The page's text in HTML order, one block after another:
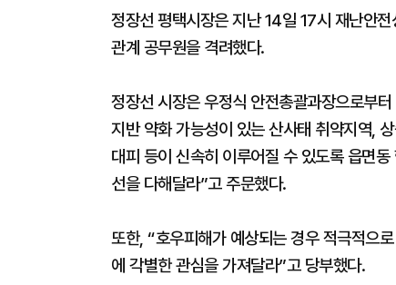
정장선 평택시장은 지난 14일 17시 재난안
관계 공무원을 격려했다.
정장선 시장은 우정식 안전총괄과장으로부
지반 약화 가능성이 있는 산사태 취약지역,
대피 등이 신속히 이루어질 수 있도록 읍면
선을 다해달라”고 주문했다.
또한, “호우피해가 예상되는 경우 적극적으
에 각별한 관심을 가져달라”고 당부했다.